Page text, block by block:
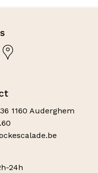
1160 Auderghem
24h